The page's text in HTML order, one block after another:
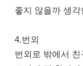
좋지 않을까 생각
4.번외
번외로 밖에서